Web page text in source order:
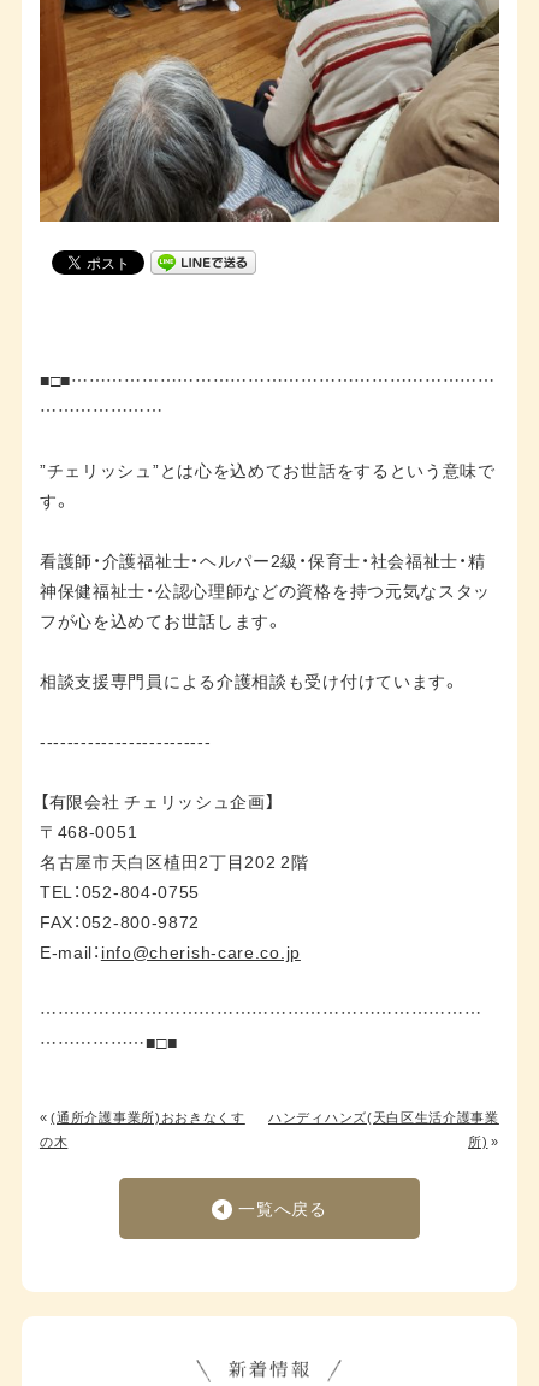
■□■………………………………………………………………
…………………
”チェリッシュ”とは心を込めてお世話をするという意味で
す。
看護師・介護福祉士・ヘルパー2級・保育士・社会福祉士・精
神保健福祉士・公認心理師などの資格を持つ元気なスタッ
フが心を込めてお世話します。
相談支援専門員による介護相談も受け付けています。
-------------------------
【有限会社 チェリッシュ企画】
〒468-0051
名古屋市天白区植田2丁目202 2階
TEL：052-804-0755
FAX：052-800-9872
E-mail： info@cherish-care.co.jp
…………………………………………………………………
………………■□■
«(通所介護事業所)おおきなくす
の木
ハンディハンズ(天白区生活介護事業
所) »
一覧へ戻る